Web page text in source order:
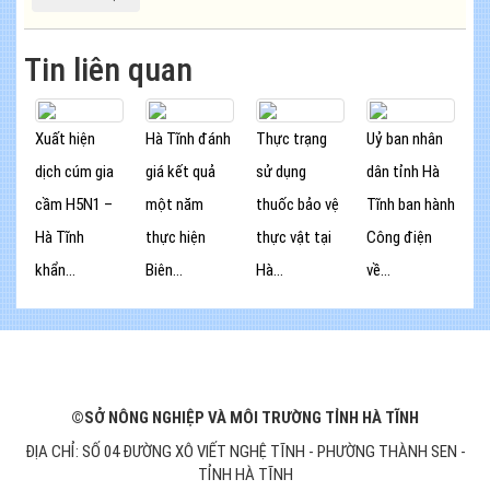
Tin liên quan
Xuất hiện
dịch cúm gia
cầm H5N1 –
Hà Tĩnh
khẩn...
Hà Tĩnh đánh
giá kết quả
một năm
thực hiện
Biên...
Thực trạng
sử dụng
thuốc bảo vệ
thực vật tại
Hà...
Uỷ ban nhân
dân tỉnh Hà
Tĩnh ban hành
Công điện
về...
©SỞ NÔNG NGHIỆP VÀ MÔI TRƯỜNG TỈNH HÀ TĨNH
ĐỊA CHỈ: SỐ 04 ĐƯỜNG XÔ VIẾT NGHỆ TĨNH - PHƯỜNG THÀNH SEN -
TỈNH HÀ TĨNH